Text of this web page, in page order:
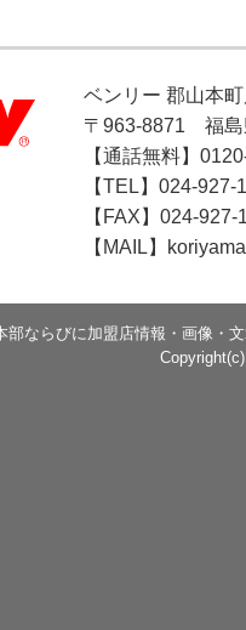
ベンリー 郡山本
〒963-8871 福島
【通話無料】
【TEL】024-927-
【FAX】024-927-
【MAIL】
部ならびに加盟店情報・画像・